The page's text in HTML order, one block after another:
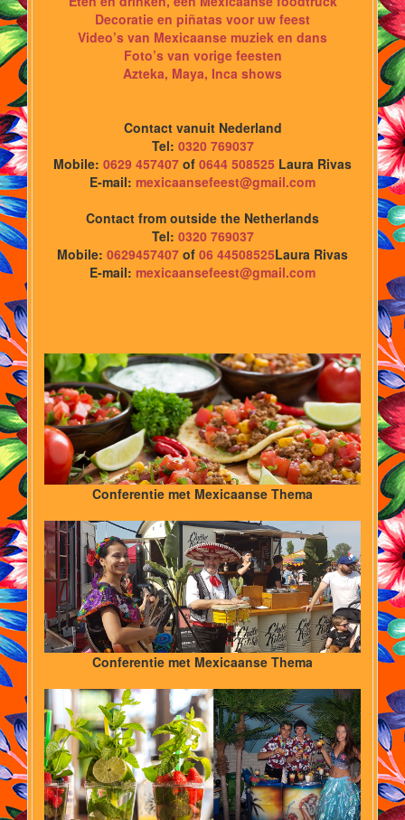
Decoratie en piñatas voor uw feest
Video’s van Mexicaanse muziek en dans
Foto’s van vorige feesten
Azteka, Maya, Inca shows
Contact vanuit Nederland
Tel: 0320 769037
Mobile: 0629 457407 of 0644 508525 Laura Rivas
E-mail: mexicaansefeest@gmail.com
Contact from outside the Netherlands
Tel: 0320 769037
Mobile: 0629457407 of 06 44508525Laura Rivas
E-mail: mexicaansefeest@gmail.com
Conferentie met Mexicaanse Thema
Conferentie met Mexicaanse Thema